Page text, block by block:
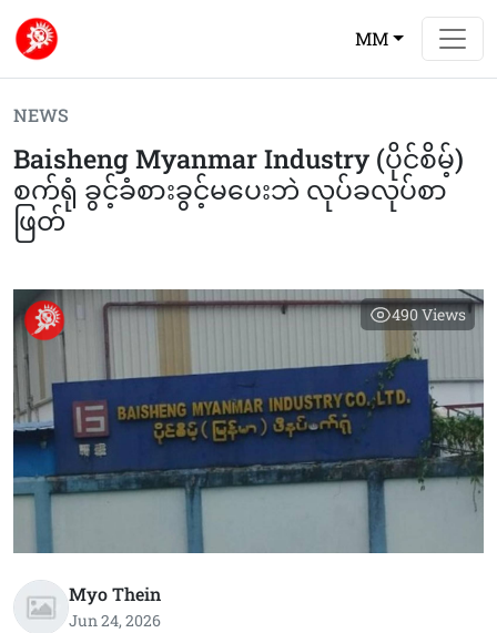
MM
NEWS
Baisheng Myanmar Industry (ပိုင်စိမ့်)
စက်ရုံ ခွင့်ခံစားခွင့်မပေးဘဲ လုပ်ခလုပ်စာ
ဖြတ်
490Views
Myo Thein
Jun 24, 2026